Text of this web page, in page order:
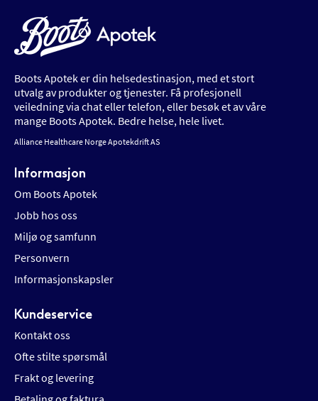
Boots Apotek er din helsedestinasjon, med et stort
utvalg av produkter og tjenester. Få profesjonell
veiledning via chat eller telefon, eller besøk et av våre
mange Boots Apotek. Bedre helse, hele livet.
Alliance Healthcare Norge Apotekdrift AS
Informasjon
Om Boots Apotek
Jobb hos oss
Miljø og samfunn
Personvern
Informasjonskapsler
Kundeservice
Kontakt oss
Ofte stilte spørsmål
Frakt og levering